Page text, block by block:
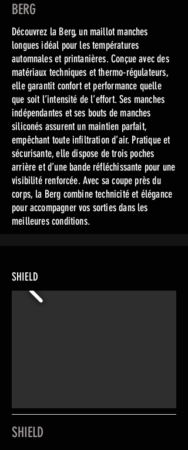
BERG
Découvrez la Berg, un maillot manches
longues idéal pour les températures
automnales et printanières. Conçue avec des
matériaux techniques et thermo-régulateurs,
elle garantit confort et performance quelle
que soit l’intensité de l’effort. Ses manches
indépendantes et ses bouts de manches
siliconés assurent un maintien parfait,
empêchant toute infiltration d’air. Pratique et
sécurisante, elle dispose de trois poches
arrière et d’une bande réfléchissante pour une
visibilité renforcée. Avec sa coupe près du
corps, la Berg combine technicité et élégance
pour accompagner vos sorties dans les
meilleures conditions.
SHIELD
SHIELD